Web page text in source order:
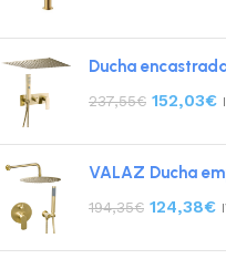
Ducha
237,55€ 152,03€
VALAZ Ducha
194,35€ 124,38€